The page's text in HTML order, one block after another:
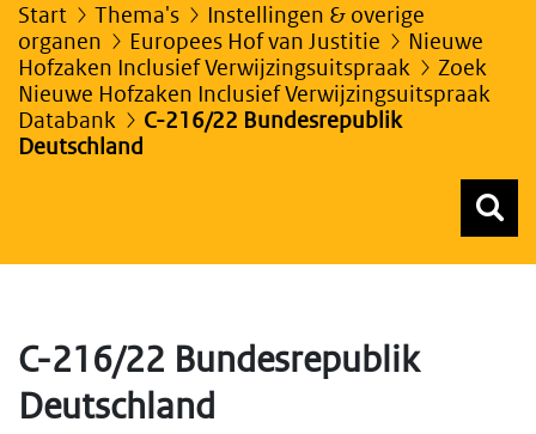
Start Thema's
Instellingen & overige
organen
Europees Hof van Justitie
Nieuwe
Hofzaken Inclusief Verwijzingsuitspraak
Zoek
Nieuwe Hofzaken Inclusief Verwijzingsuitspraak
Databank
C-216/22 Bundesrepublik
Deutschland
C-216/22 Bundesrepublik
Deutschland